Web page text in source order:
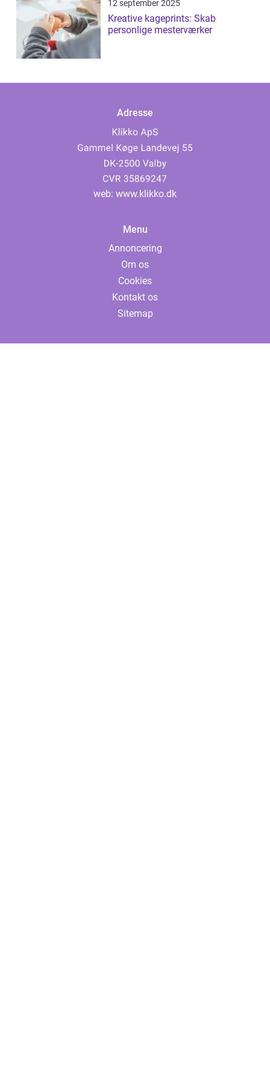
12 september 2025
Kreative kageprints: Skab
personlige mesterværker
Adresse
web: www.klikko.dk
Menu
Annoncering
Om os
Cookies
Kontakt os
Sitemap